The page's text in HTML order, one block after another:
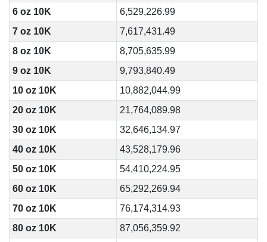
6 oz 10K
6,529,226.99
7 oz 10K
7,617,431.49
8 oz 10K
8,705,635.99
9 oz 10K
9,793,840.49
10 oz 10K
10,882,044.99
20 oz 10K
21,764,089.98
30 oz 10K
32,646,134.97
40 oz 10K
43,528,179.96
50 oz 10K
54,410,224.95
60 oz 10K
65,292,269.94
70 oz 10K
76,174,314.93
80 oz 10K
87,056,359.92